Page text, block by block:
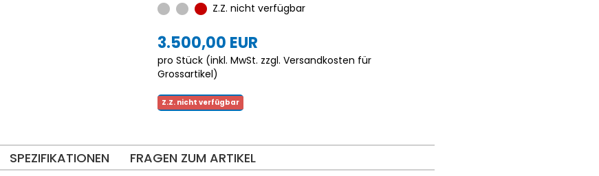
Z.Z. nicht verfügbar
3.500,00 EUR
pro Stück (inkl. MwSt. zzgl. Versandkosten für
Grossartikel)
Z.Z. nicht verfügbar
SPEZIFIKATIONEN FRAGEN ZUM ARTIKEL